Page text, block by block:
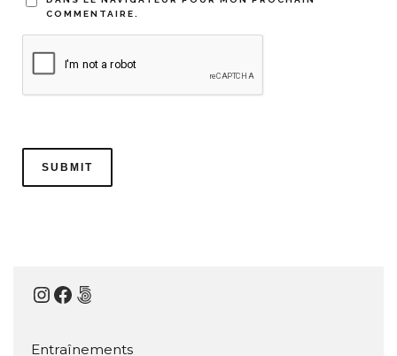
COMMENTAIRE.
Instagram
Facebook
500px
Entraînements